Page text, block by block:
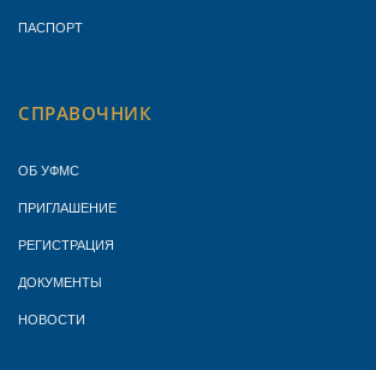
ПАСПОРТ
СПРАВОЧНИК
ОБ УФМС
ПРИГЛАШЕНИЕ
РЕГИСТРАЦИЯ
ДОКУМЕНТЫ
НОВОСТИ